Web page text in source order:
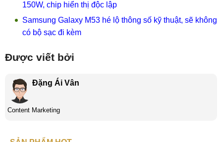
150W, chip hiển thị độc lập
Samsung Galaxy M53 hé lộ thông số kỹ thuật, sẽ không
có bộ sạc đi kèm
Được viết bởi
Đặng Ái Vân
Content Marketing